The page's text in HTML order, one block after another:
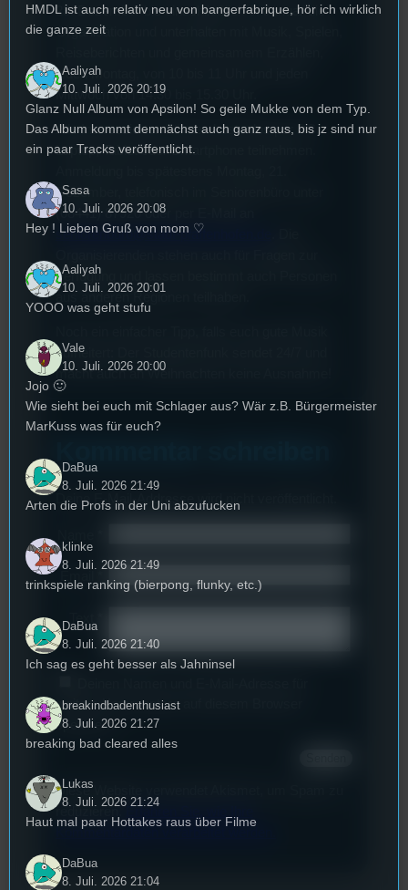
23. Dezember bis einschließlich 8. Januar die
Organisation und unterhalten mit Musik, Spielen,
jeden Montag, von 10 bis 11 Uhr und jeden
Mittwoch von 14.30 bis 15.30 Uhr.
Alle Interessierten können kostenlos per PC,
Laptop, Tablet oder Smartphone teilnehmen.
Dezember, telefonisch im Seniorenbüro unter
(08441) 87920 oder per E-Mail an
seniorenbüro@stadt-pfaffenhofen.de
Verfügung und lassen bestimmt auch Personen
aus anderen Regionen teilhaben.
aufheitert: Der Studentenfunk sendet 24/7 und
macht auch an Weihnachten keine Ausnahme!
Deine E-Mail-Addresse wird nicht veröffentlicht.
Email
Text
weitere Kommentare auf diesem Browser
speichern.
Diese Website verwendet Akismet, um Spam zu
reduzieren.
Kommentardaten verarbeitet werden.
HMDL ist auch relativ neu von bangerfabrique, hör ich wirklich
die ganze zeit
Aaliyah
10. Juli. 2026 20:19
Glanz Null Album von Apsilon! So geile Mukke von dem Typ.
Das Album kommt demnächst auch ganz raus, bis jz sind nur
ein paar Tracks veröffentlicht.
Sasa
10. Juli. 2026 20:08
Hey ! Lieben Gruß von mom ♡
Aaliyah
10. Juli. 2026 20:01
YOOO was geht stufu
Vale
10. Juli. 2026 20:00
Jojo 🙂
Wie sieht bei euch mit Schlager aus? Wär z.B. Bürgermeister
MarKuss was für euch?
DaBua
8. Juli. 2026 21:49
Arten die Profs in der Uni abzufucken
klinke
8. Juli. 2026 21:49
trinkspiele ranking (bierpong, flunky, etc.)
DaBua
8. Juli. 2026 21:40
Ich sag es geht besser als Jahninsel
breakindbadenthusiast
8. Juli. 2026 21:27
breaking bad cleared alles
Lukas
8. Juli. 2026 21:24
Haut mal paar Hottakes raus über Filme
DaBua
8. Juli. 2026 21:04